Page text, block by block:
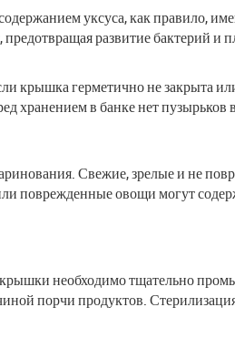
уксуса, как правило,
развитие бактерий
герметично не закрыта
хранением в банке нет
Свежие, зрелые и не
поврежденные овощи могут
необходимо тщательно
порчи продуктов.